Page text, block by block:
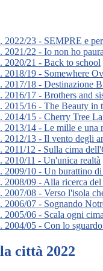
2022/23 - SEMPRE e
2021/22 - Io non ho paura
2020/21 - Back to school
2018/19 - Somewhere
2017/18 - Destinazione
2016/17 - Brothers and
2015/16 - The Beauty in
2014/15 - Cherry Tree
2013/14 - Le mille e una
2012/13 - Il vento degli
2011/12 - Sulla cima
2010/11 - Un'unica realtà
2009/10 - Un burattino
2008/09 - Alla ricerca del
2007/08 - Verso l'isola
2006/07 - Sognando
2005/06 - Scala ogni cima
2004/05 - Con lo
città 2022